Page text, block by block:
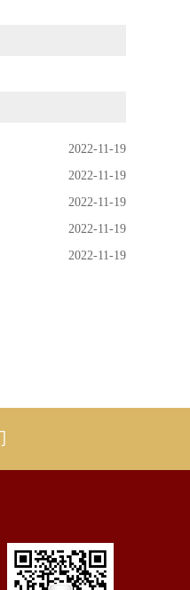
2022-11-19
2022-11-19
2022-11-19
2022-11-19
2022-11-19